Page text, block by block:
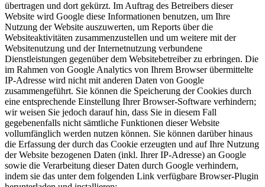
übertragen und dort gekürzt. Im Auftrag des Betreibers dieser
Website wird Google diese Informationen benutzen, um Ihre
Nutzung der Website auszuwerten, um Reports über die
Websiteaktivitäten zusammenzustellen und um weitere mit der
Websitenutzung und der Internetnutzung verbundene
Dienstleistungen gegenüber dem Websitebetreiber zu erbringen. Die
im Rahmen von Google Analytics von Ihrem Browser übermittelte
IP-Adresse wird nicht mit anderen Daten von Google
zusammengeführt. Sie können die Speicherung der Cookies durch
eine entsprechende Einstellung Ihrer Browser-Software verhindern;
wir weisen Sie jedoch darauf hin, dass Sie in diesem Fall
gegebenenfalls nicht sämtliche Funktionen dieser Website
vollumfänglich werden nutzen können. Sie können darüber hinaus
die Erfassung der durch das Cookie erzeugten und auf Ihre Nutzung
der Website bezogenen Daten (inkl. Ihrer IP-Adresse) an Google
sowie die Verarbeitung dieser Daten durch Google verhindern,
indem sie das unter dem folgenden Link verfügbare Browser-Plugin